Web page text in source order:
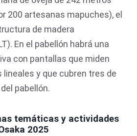
200 artesanas mapuches), el
de madera
En el pabellón habrá una
con pantallas que miden
y que cubren tres de
pabellón.
temáticas y actividades
2025